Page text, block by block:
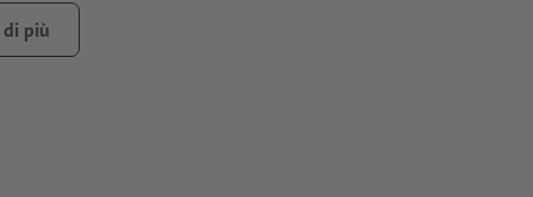
“oro” e
JPEG
e il trasporto, il calendario viene consegnato con la pagina
senza problemi
più